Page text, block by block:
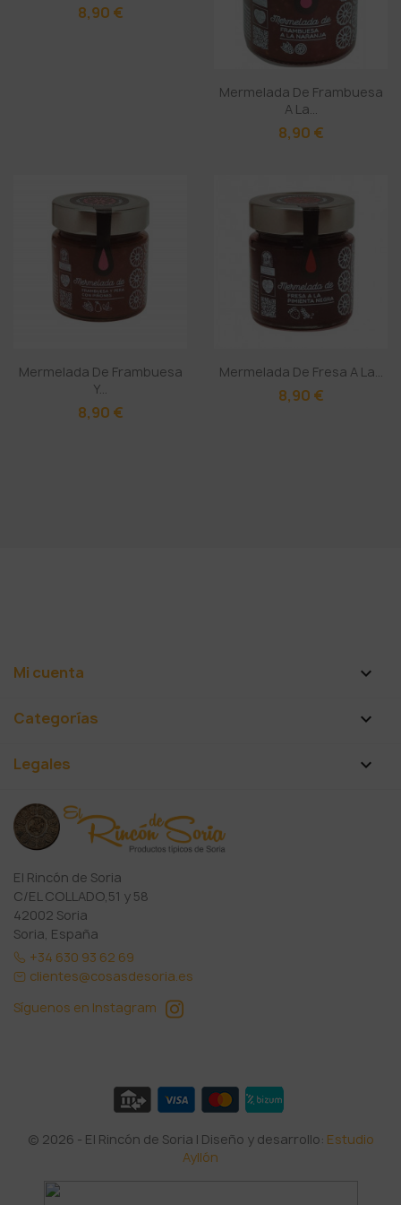
8,90 €
Mermelada De Frambuesa
A La...
8,90 €
Mermelada De Frambuesa
Y...
8,90 €
Mermelada De Fresa A La...
8,90 €
Mi cuenta 
Categorías 
Legales 
El Rincón de Soria
C/EL COLLADO,51 y 58
42002 Soria
Soria, España
+34 630 93 62 69
clientes@cosasdesoria.es
Síguenos en Instagram
© 2026 - El Rincón de Soria | Diseño y desarrollo: Estudio
Ayllón